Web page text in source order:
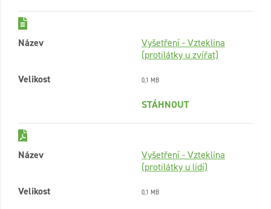
Název
Vyšetření - Vzteklina
(protilátky u zvířat)
Velikost
0,1 MB
STÁHNOUT
Název
Vyšetření - Vzteklina
(protilátky u lidí)
Velikost
0,1 MB